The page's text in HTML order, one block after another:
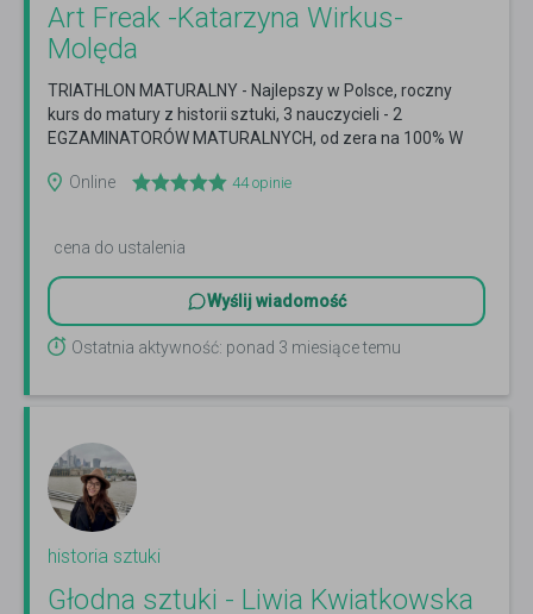
Art Freak -Katarzyna Wirkus-
Molęda
TRIATHLON MATURALNY - Najlepszy w Polsce, roczny
kurs do matury z historii sztuki, 3 nauczycieli - 2
EGZAMINATORÓW MATURALNYCH, od zera na 100% W
Online
44opinie
cena do ustalenia
Wyślij wiadomość
Ostatnia aktywność: ponad 3 miesiące temu
historia sztuki
Głodna sztuki - Liwia Kwiatkowska